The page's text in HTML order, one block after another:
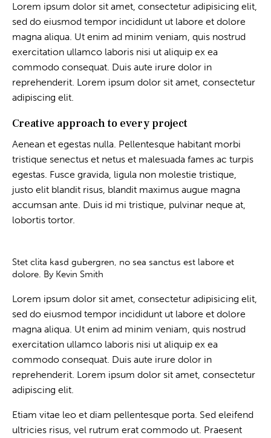
Lorem ipsum dolor sit amet, consectetur adipisicing elit,
sed do eiusmod tempor incididunt ut labore et dolore
magna aliqua. Ut enim ad minim veniam, quis nostrud
exercitation ullamco laboris nisi ut aliquip ex ea
commodo consequat. Duis aute irure dolor in
reprehenderit. Lorem ipsum dolor sit amet, consectetur
adipiscing elit.
Creative approach to every project
Aenean et egestas nulla. Pellentesque habitant morbi
tristique senectus et netus et malesuada fames ac turpis
egestas. Fusce gravida, ligula non molestie tristique,
justo elit blandit risus, blandit maximus augue magna
accumsan ante. Duis id mi tristique, pulvinar neque at,
lobortis tortor.
Stet clita kasd gubergren, no sea sanctus est labore et
dolore. By Kevin Smith
Lorem ipsum dolor sit amet, consectetur adipisicing elit,
sed do eiusmod tempor incididunt ut labore et dolore
magna aliqua. Ut enim ad minim veniam, quis nostrud
exercitation ullamco laboris nisi ut aliquip ex ea
commodo consequat. Duis aute irure dolor in
reprehenderit. Lorem ipsum dolor sit amet, consectetur
adipiscing elit.
Etiam vitae leo et diam pellentesque porta. Sed eleifend
ultricies risus, vel rutrum erat commodo ut. Praesent